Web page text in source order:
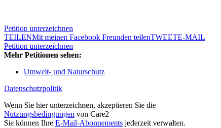
Petition unterzeichnen
TEILENMit meinen Facebook Freunden teilenTWEETE-MAIL
Petition unterzeichnen
Mehr Petitionen sehen:
Umwelt- und Naturschutz
Datenschutzpolitik
Wenn Sie hier unterzeichnen, akzeptieren Sie die
Nutzungsbedingungen von Care2
Sie können Ihre E-Mail-Abonnements jederzeit verwalten.